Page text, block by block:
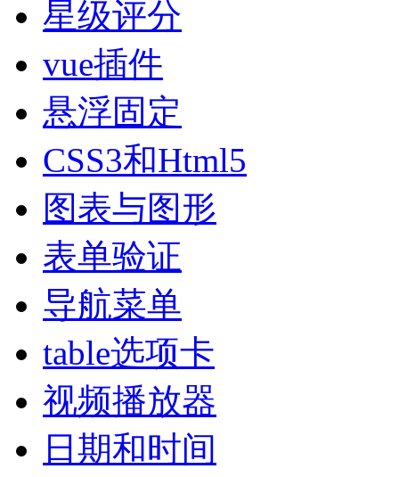
星级评分
vue插件
悬浮固定
CSS3和Html5
图表与图形
表单验证
导航菜单
table选项卡
视频播放器
日期和时间